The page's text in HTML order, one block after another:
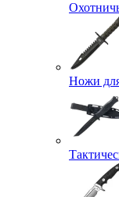
Ножи